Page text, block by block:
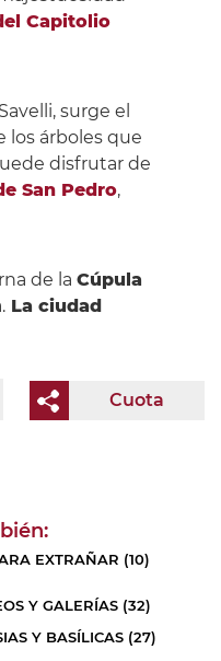
Capitolio
surge el
los árboles que
disfrutar de
San Pedro,
de la Cúpula
La ciudad
Cuota
EXTRAÑAR (10)
Y GALERÍAS (32)
Y BASÍLICAS (27)